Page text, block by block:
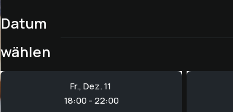
Datum
wählen
Fr., Dez. 11
18:00 - 22:00